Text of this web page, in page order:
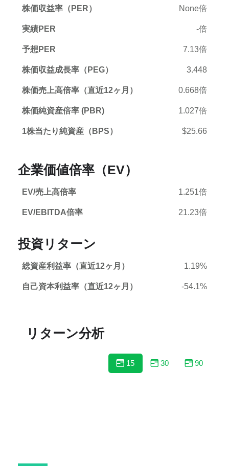
株価収益率（PER） None倍
実績PER -倍
予想PER 7.13倍
株価収益成長率（PEG） 3.448
株価売上高倍率（直近12ヶ月） 0.668倍
株価純資産倍率 (PBR) 1.027倍
1株当たり純資産（BPS） $25.66
企業価値倍率（EV）
EV/売上高倍率 1.251倍
EV/EBITDA倍率 21.23倍
投資リターン
総資産利益率（直近12ヶ月） 1.19%
自己資本利益率（直近12ヶ月） -54.1%
リターン分析
15 30 90